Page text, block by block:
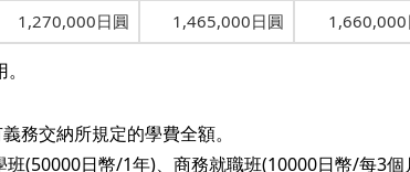
1,270,000日圓 1,465,000日圓 1,660,000
務交納所規定的學費全額。
(50000日幣/1年)、商務就職班(10000日幣/每3個